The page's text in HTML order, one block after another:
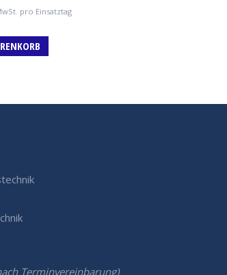
pro Einsatztag
Terminvereinbarung)